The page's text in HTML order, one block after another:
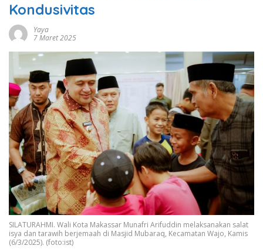
Kondusivitas
Yaya
7 Maret 2025
SILATURAHMI. Wali Kota Makassar Munafri Arifuddin melaksanakan salat
isya dan tarawih berjemaah di Masjid Mubaraq, Kecamatan Wajo, Kamis
(6/3/2025). (foto:ist)